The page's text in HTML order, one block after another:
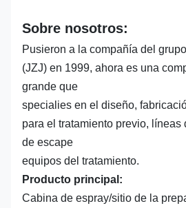
Sobre nosotros:
Pusieron a la compañía del
(JZJ) en 1999, ahora es una
grande que
specialies en el diseño,
para el tratamiento previo, líneas
de escape
equipos del tratamiento.
Producto principal:
Cabina de espray/sitio de la